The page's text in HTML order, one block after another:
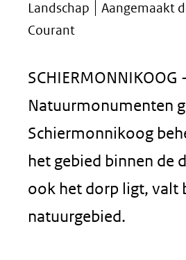
Landschap
Aangemaakt
Courant
SCHIERMONNIKOOG
Natuurmonumenten
Schiermonnikoog
het gebied binnen de
ook het dorp ligt, valt
natuurgebied.